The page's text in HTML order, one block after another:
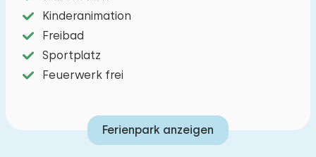
bequeme Sitzgelegenheiten. Die Küche ist mit
allen Geräten ausgestattet, die man für die
Zubereitung einer köstlichen Mahlzeit benötigt,
einschließlich einer Filterkaffeemaschine. Das
Schlafzimmer, eines mit einem Doppelbett, eines
Kinderanimation
Freibad
Sportplatz
Feuerwerk frei
Ferienpark anzeigen